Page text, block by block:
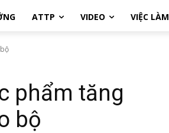
ATTP VIDEO VIỆC LÀM
phẩm tăng
bộ